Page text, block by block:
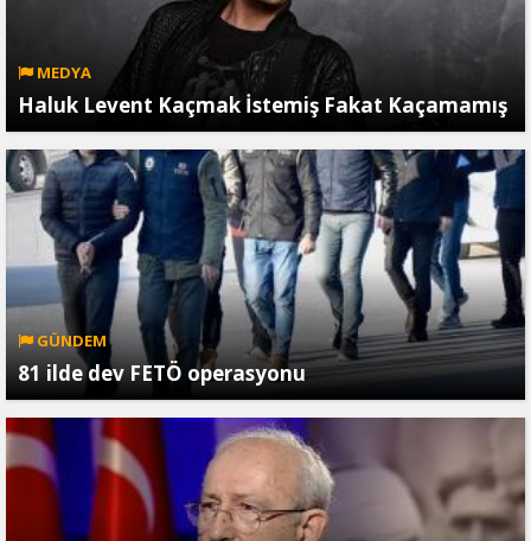
MEDYA
Haluk Levent Kaçmak İstemiş Fakat Kaçamamış
GÜNDEM
81 ilde dev FETÖ operasyonu